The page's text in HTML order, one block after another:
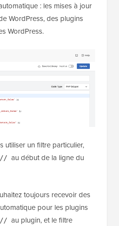
: les mises à jour
WordPress, des plugins
WordPress.
utiliser un filtre particulier,
// au début de la ligne du
toujours recevoir des
pour les plugins
// au plugin, et le filtre